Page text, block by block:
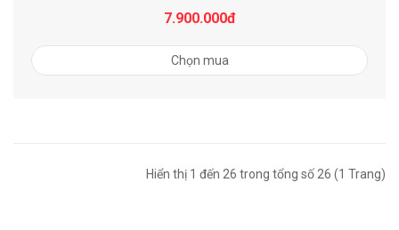
7.900.000đ
Chọn mua
Hiển thị 1 đến 26 trong tổng số 26 (1 Trang)